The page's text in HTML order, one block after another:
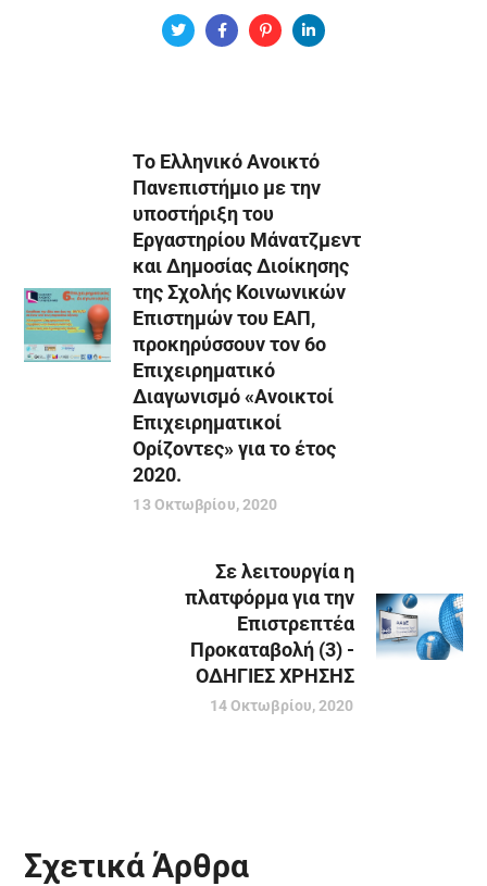
Tο Ελληνικό Ανοικτό
Πανεπιστήμιο με την
υποστήριξη του
Εργαστηρίου Μάνατζμεντ
και Δημοσίας Διοίκησης
της Σχολής Κοινωνικών
Επιστημών του ΕΑΠ,
προκηρύσσουν τον 6ο
Επιχειρηματικό
Διαγωνισμό «Ανοικτοί
Επιχειρηματικοί
Ορίζοντες» για το έτος
2020.
13 Οκτωβρίου, 2020
Σε λειτουργία η
πλατφόρμα για την
Επιστρεπτέα
Προκαταβολή (3) -
ΟΔΗΓΙΕΣ ΧΡΗΣΗΣ
14 Οκτωβρίου, 2020
Σχετικά Άρθρα